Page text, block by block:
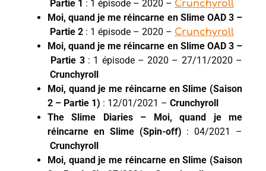
Partie 1 : 1 épisode – 2020 – Crunchyroll
Moi, quand je me réincarne en Slime OAD 3 –
Partie 2 : 1 épisode – 2020 – Crunchyroll
Moi, quand je me réincarne en Slime OAD 3 –
Partie 3: 1 épisode – 2020 – 27/11/2020 –
Crunchyroll
Moi, quand je me réincarne en Slime (Saison
2 – Partie 1) : 12/01/2021 – Crunchyroll
The Slime Diaries – Moi, quand je me
réincarne en Slime (Spin-off) : 04/2021 –
Crunchyroll
Moi, quand je me réincarne en Slime (Saison